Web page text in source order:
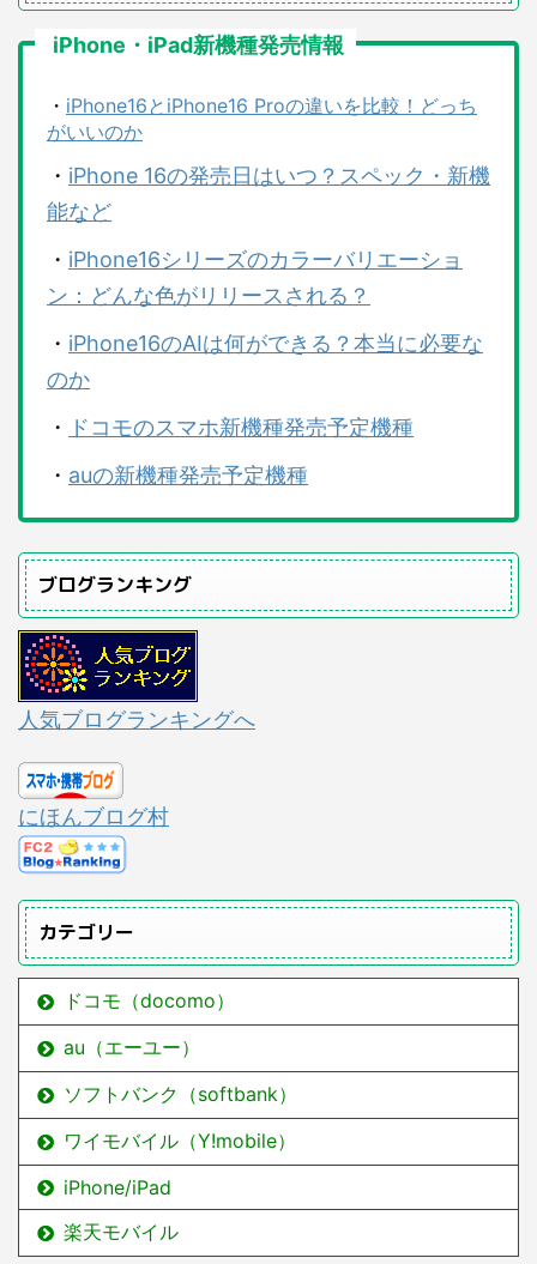
iPhone・iPad新機種発売情報
・ iPhone16とiPhone16 Proの違いを比較！どっち
がいいのか
・ iPhone 16の発売日はいつ？スペック・新機
能など
・ iPhone16シリーズのカラーバリエーショ
ン：どんな色がリリースされる？
・ iPhone16のAIは何ができる？本当に必要な
のか
・
ドコモのスマホ新機種発売予定機種
・ auの新機種発売予定機種
ブログランキング
人気ブログランキングへ
にほんブログ村
カテゴリー
ドコモ（docomo）
au（エーユー）
ソフトバンク（softbank）
ワイモバイル（Y!mobile）
iPhone/iPad
楽天モバイル